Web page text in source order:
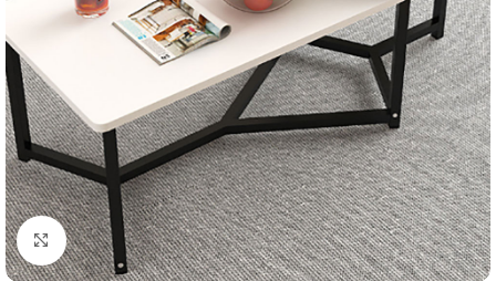
Click to enlarge